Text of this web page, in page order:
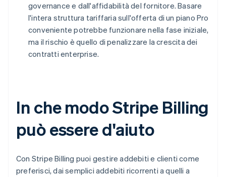
governance e dall'affidabilità del fornitore. Basare
l'intera struttura tariffaria sull'offerta di un piano Pro
conveniente potrebbe funzionare nella fase iniziale,
ma il rischio è quello di penalizzare la crescita dei
contratti enterprise.
In che modo Stripe Billing
può essere d'aiuto
Con Stripe Billing puoi gestire addebiti e clienti come
preferisci, dai semplici addebiti ricorrenti a quelli a